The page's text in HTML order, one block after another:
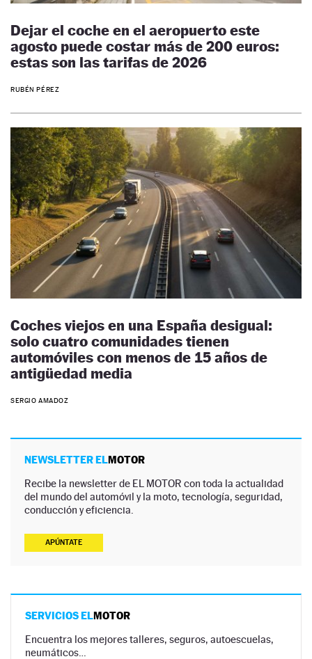
Dejar el coche en el aeropuerto este
agosto puede costar más de 200 euros:
estas son las tarifas de 2026
RUBÉN PÉREZ
Coches viejos en una España desigual:
solo cuatro comunidades tienen
automóviles con menos de 15 años de
antigüedad media
SERGIO AMADOZ
NEWSLETTER ELMOTOR
Recibe la newsletter de EL MOTOR con toda la actualidad
del mundo del automóvil y la moto, tecnología, seguridad,
conducción y eficiencia.
APÚNTATE
SERVICIOS ELMOTOR
Encuentra los mejores talleres, seguros, autoescuelas,
neumáticos…